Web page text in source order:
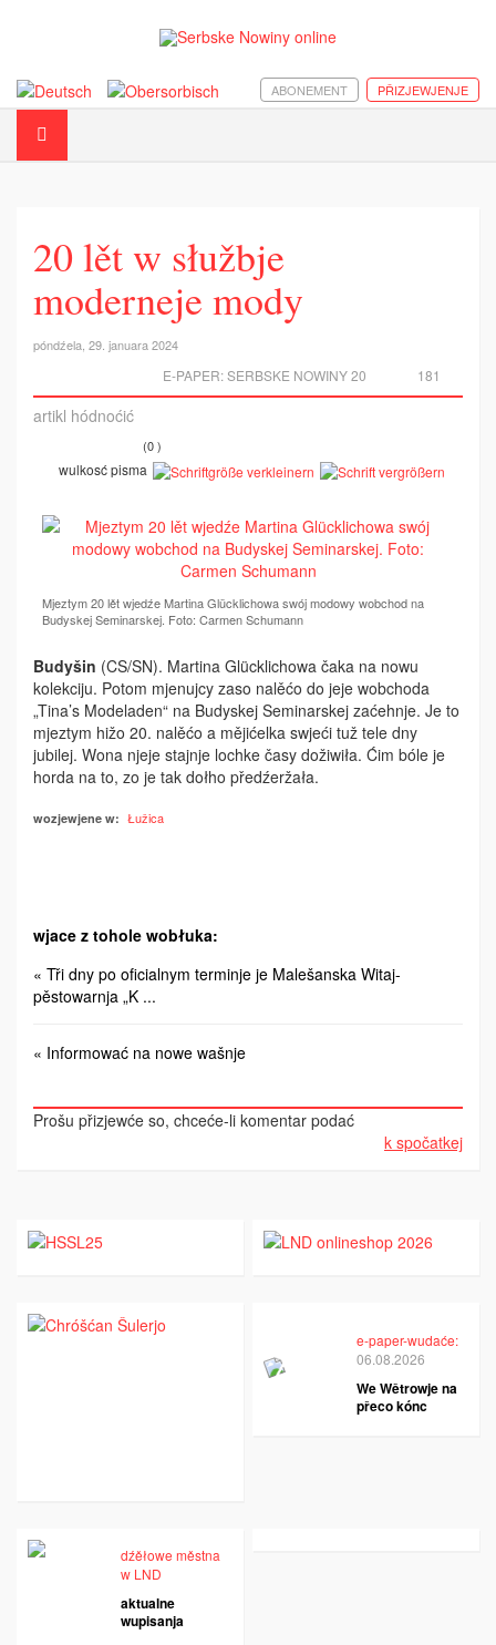
PŘIZJEWJENJE
ABONEMENT
20 lět w słužbje
moderneje mody
póndźela, 29. januara 2024
181
E-PAPER:SERBSKE NOWINY 20
artikl hódnoćić
(0 )
wulkosć pisma
Mjeztym 20 lět wjedźe Martina Glücklichowa swój modowy wobchod na
Budyskej Seminarskej. Foto: Carmen Schumann
Budyšin (CS/SN). Martina Glücklichowa čaka na nowu
kolekciju. Potom mjenujcy zaso nalěćo do jeje wobchoda
„Tina’s ­Modeladen“ na Budyskej Seminarskej ­zaćehnje. Je to
mjeztym hižo 20. nalěćo a mějićelka swjeći tuž tele dny
jubilej. Wona njeje stajnje lochke časy dožiwiła. Ćim bóle je
horda na to, zo je tak dołho předźeržała.
wozjewjene w: Łužica
wjace z tohole wobłuka:
« Tři dny po oficialnym terminje je Malešanska Witaj-
pěstowarnja „K ...
« Informować na nowe wašnje
Prošu přizjewće so, chceće-li komentar podać
k spočatkej
e-paper-wudaće:
06.08.2026
We Wětrowje na
přeco kónc
dźěłowe městna
w LND
aktualne
wupisanja